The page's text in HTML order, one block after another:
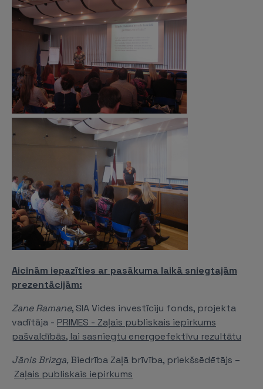
Aicinām iepazīties ar pasākuma laikā sniegtajām
prezentācijām:
Zane Ramane, SIA Vides investīciju fonds, projekta
vadītāja - PRIMES - Zaļais publiskais iepirkums
pašvaldībās, lai sasniegtu energoefektīvu rezultātu
Jānis Brizga, Biedrība Zaļā brīvība, priekšsēdētājs –
Zaļais publiskais iepirkums